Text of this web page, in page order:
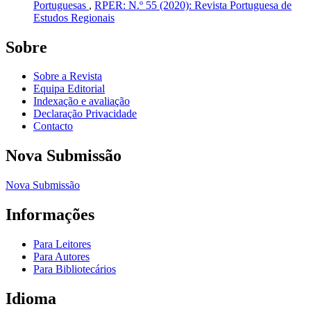
Portuguesas , RPER: N.º 55 (2020): Revista Portuguesa de
Estudos Regionais
Sobre
Sobre a Revista
Equipa Editorial
Indexação e avaliação
Declaração Privacidade
Contacto
Nova Submissão
Nova Submissão
Informações
Para Leitores
Para Autores
Para Bibliotecários
Idioma